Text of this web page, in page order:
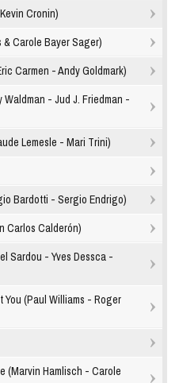
Cronin)
Carole Bayer Sager)
Carmen - Andy Goldmark)
Waldman - Jud J. Friedman -
Lemesle - Mari Trini)
Bardotti - Sergio Endrigo)
Carlos Calderón)
Sardou - Yves Dessca -
You (Paul Williams - Roger
(Marvin Hamlisch - Carole